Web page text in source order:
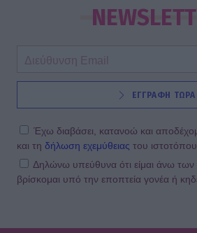
ΕΓΓΡΑΦΗ ΤΩΡΑ
Έχω διαβάσει, κατανοώ και
και τη δήλωση εχεμύθειας του ιστοτόπου
Δηλώνω υπεύθυνα ότι είμαι άνω των
βρίσκομαι υπό την εποπτεία γονέα ή